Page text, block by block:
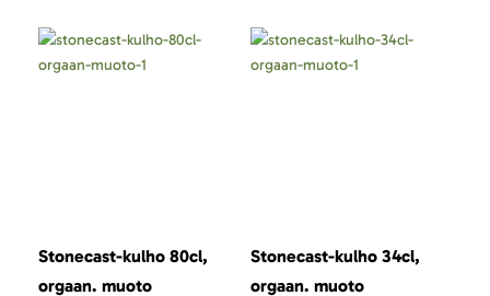
Stonecast-kulho 80cl,
orgaan. muoto
Stonecast-kulho 34cl,
orgaan. muoto